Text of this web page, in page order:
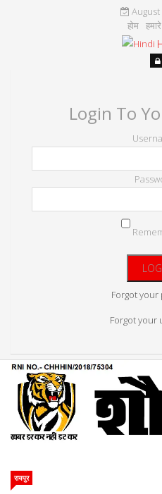
August
होम
Login To
Forgot your
Forgot your
रायपुर